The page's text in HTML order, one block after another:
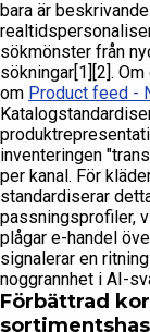
bara är
sökmönster från
sökningar[1][2].
om Product feed -
inventeringen
per kanal. För
standardiserar
passningsprofiler,
plågar e-handel
signalerar en
noggrannhet i AI-
Förbättrad